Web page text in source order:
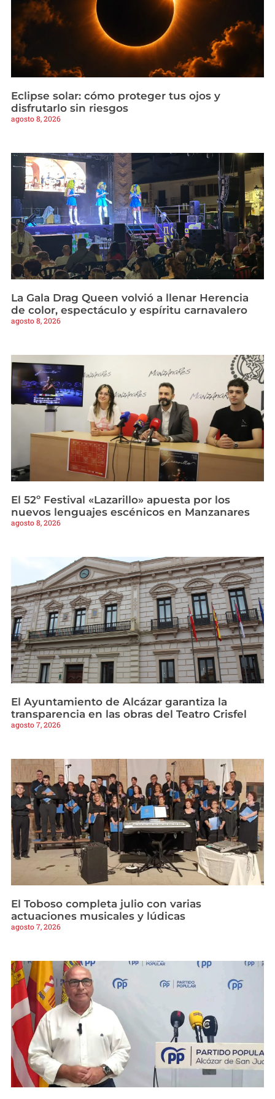
Eclipse solar: cómo proteger tus ojos y
disfrutarlo sin riesgos
agosto 8, 2026
La Gala Drag Queen volvió a llenar Herencia
de color, espectáculo y espíritu carnavalero
agosto 8, 2026
El 52º Festival «Lazarillo» apuesta por los
nuevos lenguajes escénicos en Manzanares
agosto 8, 2026
El Ayuntamiento de Alcázar garantiza la
transparencia en las obras del Teatro Crisfel
agosto 7, 2026
El Toboso completa julio con varias
actuaciones musicales y lúdicas
agosto 7, 2026